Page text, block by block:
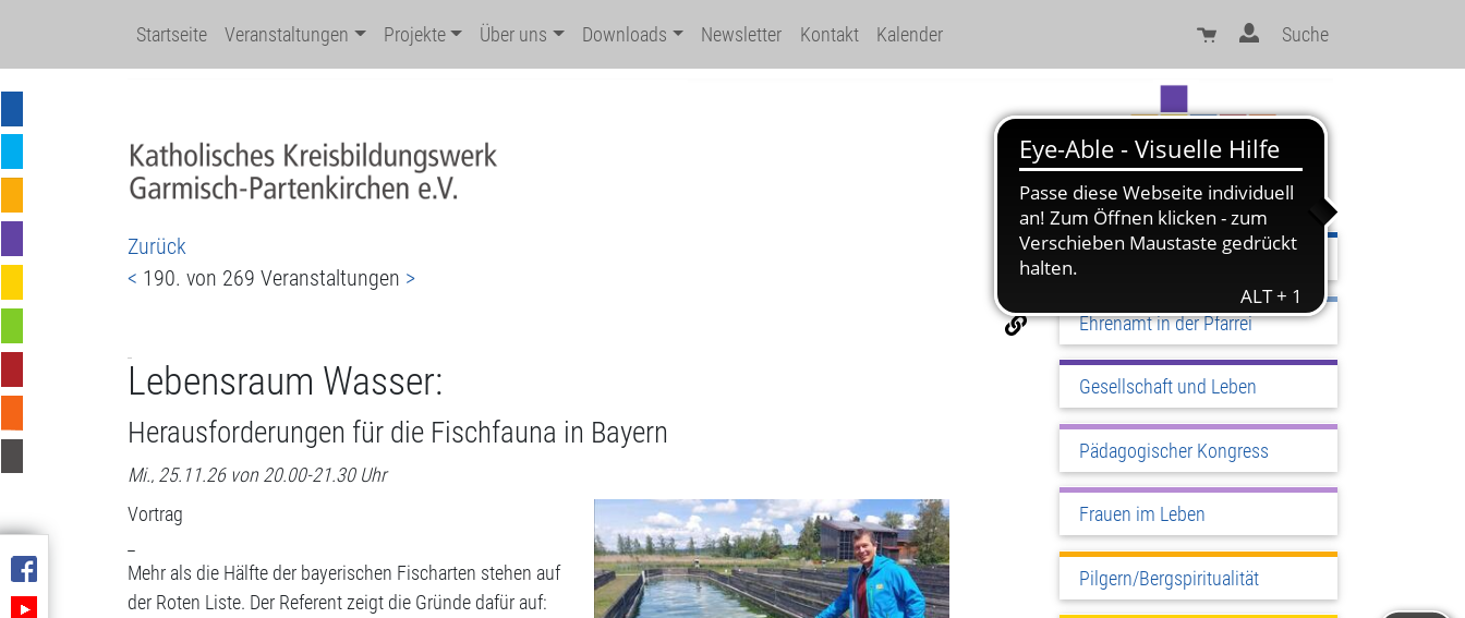
Startseite Veranstaltungen Projekte Über uns Downloads Newsletter Kontakt Kalender Suche
Zurück
< 190. von 269 Veranstaltungen >
Lebensraum Wasser:
Herausforderungen für die Fischfauna in Bayern
Mi., 25.11.26 von 20.00-21.30 Uhr
Vortrag
Mehr als die Hälfte der bayerischen Fischarten stehen auf
der Roten Liste. Der Referent zeigt die Gründe dafür auf:
Sinn und Orientierung
Ehrenamt in der Pfarrei
Gesellschaft und Leben
Pädagogischer Kongress
Frauen im Leben
Pilgern/Bergspiritualität